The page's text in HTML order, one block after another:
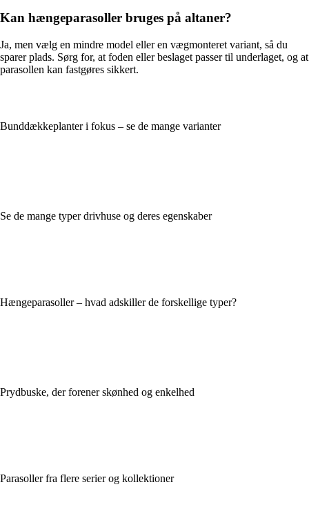
Kan hængeparasoller bruges på altaner?
Ja, men vælg en mindre model eller en vægmonteret variant, så du
sparer plads. Sørg for, at foden eller beslaget passer til underlaget, og at
parasollen kan fastgøres sikkert.
Bunddækkeplanter i fokus – se de mange varianter
Se de mange typer drivhuse og deres egenskaber
Hængeparasoller – hvad adskiller de forskellige typer?
Prydbuske, der forener skønhed og enkelhed
Parasoller fra flere serier og kollektioner